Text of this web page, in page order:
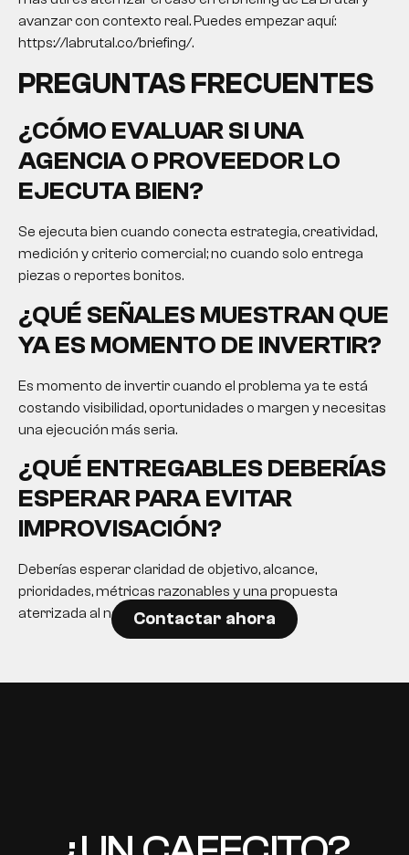
avanzar con contexto real. Puedes empezar aquí:
https://labrutal.co/briefing/.
PREGUNTAS FRECUENTES
¿CÓMO EVALUAR SI UNA
AGENCIA O PROVEEDOR LO
EJECUTA BIEN?
Se ejecuta bien cuando conecta estrategia, creatividad,
medición y criterio comercial; no cuando solo entrega
piezas o reportes bonitos.
¿QUÉ SEÑALES MUESTRAN QUE
YA ES MOMENTO DE INVERTIR?
Es momento de invertir cuando el problema ya te está
costando visibilidad, oportunidades o margen y necesitas
una ejecución más seria.
¿QUÉ ENTREGABLES DEBERÍAS
ESPERAR PARA EVITAR
IMPROVISACIÓN?
Deberías esperar claridad de objetivo, alcance,
prioridades, métricas razonables y una propuesta
aterrizada al negocio.Contactar ahora